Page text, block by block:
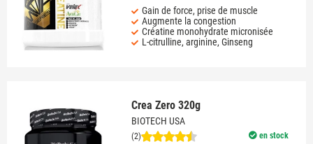
Gain de force, prise de muscle
Augmente la congestion
Créatine monohydrate micronisée
L-citrulline, arginine, Ginseng
Crea Zero 320g
BIOTECH USA
en stock
(2)